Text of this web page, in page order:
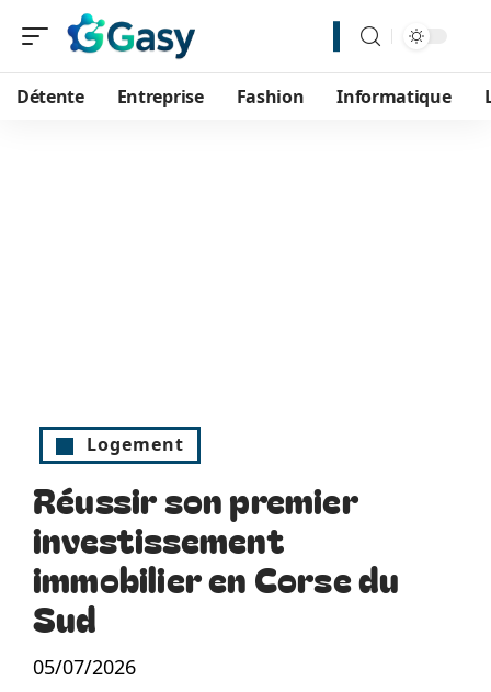
Détente Entreprise Fashion Informatique
Logement
Réussir son premier
investissement
immobilier en Corse du
Sud
05/07/2026